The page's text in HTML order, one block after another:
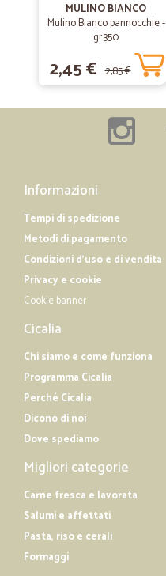
MULINO BIANCO
Mulino Bianco pannocchie -
gr.350
2,45 € 2,85 €
Informazioni
Tempi di spedizione
Metodi di pagamento
Condizioni d'uso e di vendita
Privacy e cookie
Cookie banner
Cicalia
Chi siamo e come funziona
Programma Cicalia
Perché Cicalia
Dicono di noi
Dove spediamo
Migliori categorie
Carne fresca e lavorata
Salumi e affettati
Pasta, riso e cerali
Formaggi